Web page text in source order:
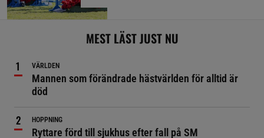
MEST LÄST JUST NU
VÄRLDEN
Mannen som förändrade hästvärlden för alltid är
död
HOPPNING
Ryttare förd till sjukhus efter fall på SM